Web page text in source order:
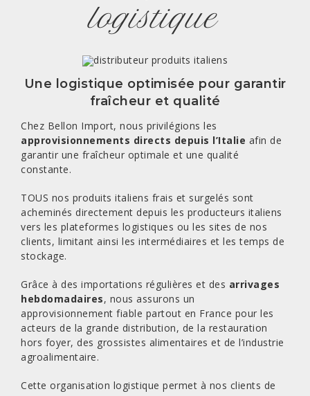
logistique
Une logistique optimisée pour garantir
fraîcheur et qualité
Chez Bellon Import, nous privilégions les
approvisionnements directs depuis l’Italie afin de
garantir une fraîcheur optimale et une qualité
constante.
TOUS nos produits italiens frais et surgelés sont
acheminés directement depuis les producteurs italiens
vers les plateformes logistiques ou les sites de nos
clients, limitant ainsi les intermédiaires et les temps de
stockage.
Grâce à des importations régulières et des arrivages
hebdomadaires, nous assurons un
approvisionnement fiable partout en France pour les
acteurs de la grande distribution, de la restauration
hors foyer, des grossistes alimentaires et de l’industrie
agroalimentaire.
Cette organisation logistique permet à nos clients de